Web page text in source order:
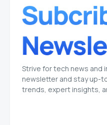
Strive for tech news and
newsletter and stay up-
trends, expert insights,